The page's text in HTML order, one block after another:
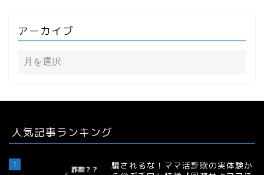
アーカイブ
人気記事ランキング
1
騙されるな！ママ活詐欺の実体験か